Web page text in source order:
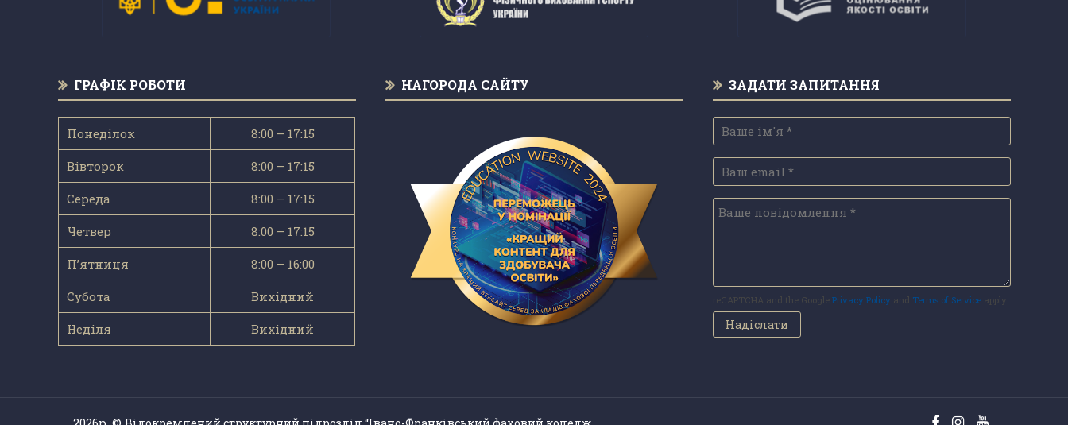
ГРАФІК РОБОТИ
Понеділок 8:00 – 17:15
Вівторок 8:00 – 17:15
Середа 8:00 – 17:15
Четвер 8:00 – 17:15
П’ятниця 8:00 – 16:00
Субота Вихідний
Неділя Вихідний
НАГОРОДА САЙТУ ЗАДАТИ ЗАПИТАННЯ
reCAPTCHA and the Google Privacy Policy and Terms of Serviceapply.